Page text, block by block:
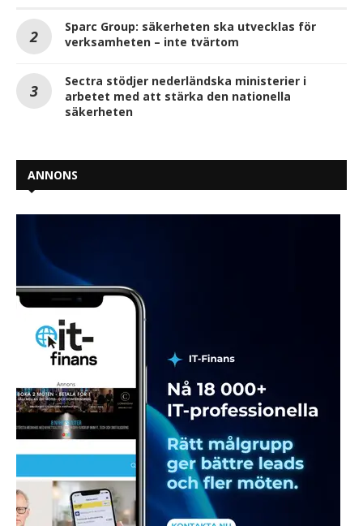
Sparc Group: säkerheten ska utvecklas för
verksamheten – inte tvärtom
Sectra stödjer nederländska ministerier i
arbetet med att stärka den nationella
säkerheten
ANNONS